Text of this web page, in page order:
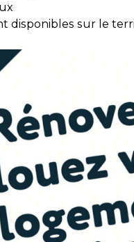
disponibles sur le